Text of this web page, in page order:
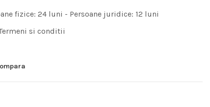
fizice: 24 luni - Persoane juridice: 12 luni
si conditii